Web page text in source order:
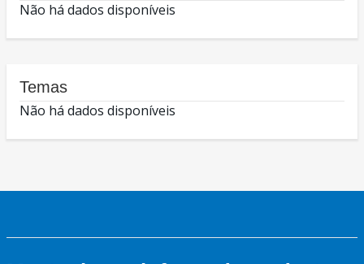
Não há dados disponíveis
Temas
Não há dados disponíveis